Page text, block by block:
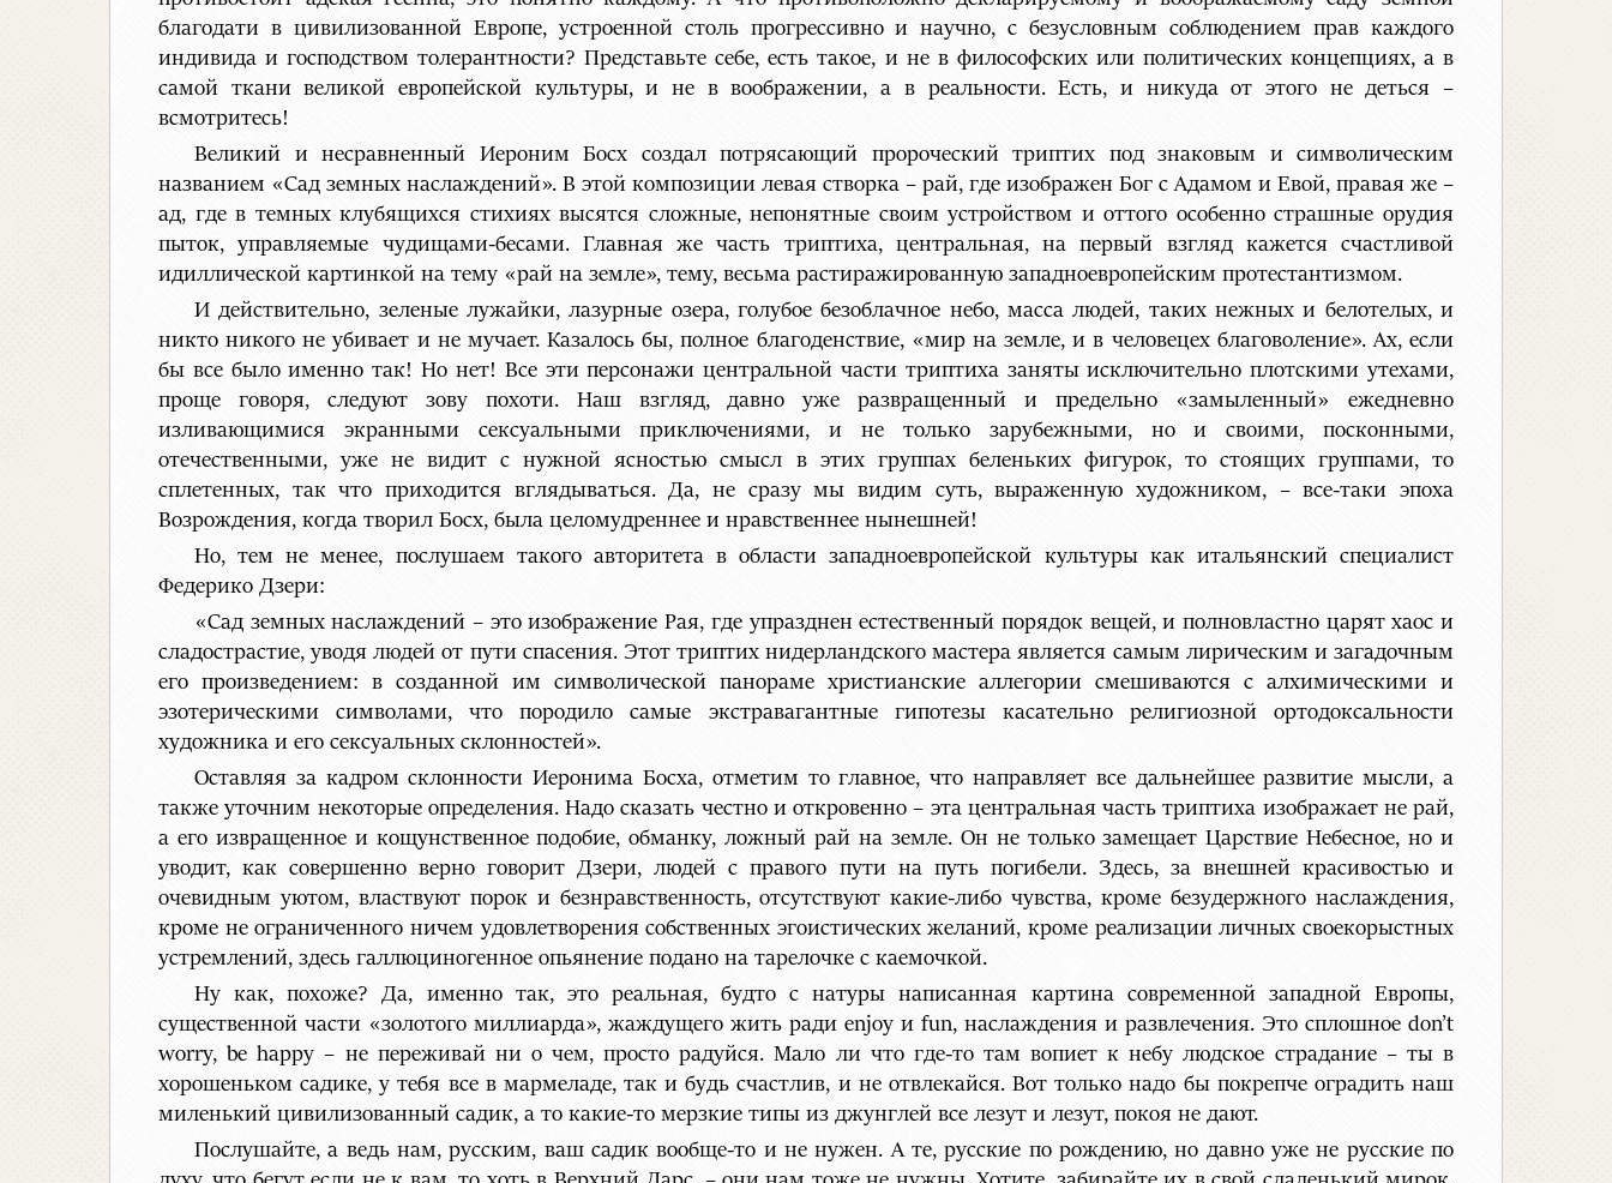
благодати в цивилизованной Европе, устроенной столь прогрессивно и научно, с безусловным соблюдением прав каждого
индивида и господством толерантности? Представьте себе, есть такое, и не в философских или политических концепциях, а в
самой ткани великой европейской культуры, и не в воображении, а в реальности. Есть, и никуда от этого не деться –
всмотритесь!
Великий и несравненный Иероним Босх создал потрясающий пророческий триптих под знаковым и символическим
названием «Сад земных наслаждений». В этой композиции левая створка – рай, где изображен Бог с Адамом и Евой, правая же –
ад, где в темных клубящихся стихиях высятся сложные, непонятные своим устройством и оттого особенно страшные орудия
пыток, управляемые чудищами-бесами. Главная же часть триптиха, центральная, на первый взгляд кажется счастливой
идиллической картинкой на тему «рай на земле», тему, весьма растиражированную западноевропейским протестантизмом.
И действительно, зеленые лужайки, лазурные озера, голубое безоблачное небо, масса людей, таких нежных и белотелых, и
никто никого не убивает и не мучает. Казалось бы, полное благоденствие, «мир на земле, и в человецех благоволение». Ах, если
бы все было именно так! Но нет! Все эти персонажи центральной части триптиха заняты исключительно плотскими утехами,
проще говоря, следуют зову похоти. Наш взгляд, давно уже развращенный и предельно «замыленный» ежедневно
изливающимися экранными сексуальными приключениями, и не только зарубежными, но и своими, посконными,
отечественными, уже не видит с нужной ясностью смысл в этих группах беленьких фигурок, то стоящих группами, то
сплетенных, так что приходится вглядываться. Да, не сразу мы видим суть, выраженную художником, – все-таки эпоха
Возрождения, когда творил Босх, была целомудреннее и нравственнее нынешней!
Но, тем не менее, послушаем такого авторитета в области западноевропейской культуры как итальянский специалист
Федерико Дзери:
«Сад земных наслаждений – это изображение Рая, где упразднен естественный порядок вещей, и полновластно царят хаос и
сладострастие, уводя людей от пути спасения. Этот триптих нидерландского мастера является самым лирическим и загадочным
его произведением: в созданной им символической панораме христианские аллегории смешиваются с алхимическими и
эзотерическими символами, что породило самые экстравагантные гипотезы касательно религиозной ортодоксальности
художника и его сексуальных склонностей».
Оставляя за кадром склонности Иеронима Босха, отметим то главное, что направляет все дальнейшее развитие мысли, а
также уточним некоторые определения. Надо сказать честно и откровенно – эта центральная часть триптиха изображает не рай,
а его извращенное и кощунственное подобие, обманку, ложный рай на земле. Он не только замещает Царствие Небесное, но и
уводит, как совершенно верно говорит Дзери, людей с правого пути на путь погибели. Здесь, за внешней красивостью и
очевидным уютом, властвуют порок и безнравственность, отсутствуют какие-либо чувства, кроме безудержного наслаждения,
кроме не ограниченного ничем удовлетворения собственных эгоистических желаний, кроме реализации личных своекорыстных
устремлений, здесь галлюциногенное опьянение подано на тарелочке с каемочкой.
Ну как, похоже? Да, именно так, это реальная, будто с натуры написанная картина современной западной Европы,
существенной части «золотого миллиарда», жаждущего жить ради enjoy и fun, наслаждения и развлечения. Это сплошное don’t
worry, be happy – не переживай ни о чем, просто радуйся. Мало ли что где-то там вопиет к небу людское страдание – ты в
хорошеньком садике, у тебя все в мармеладе, так и будь счастлив, и не отвлекайся. Вот только надо бы покрепче оградить наш
миленький цивилизованный садик, а то какие-то мерзкие типы из джунглей все лезут и лезут, покоя не дают.
Послушайте, а ведь нам, русским, ваш садик вообще-то и не нужен. А те, русские по рождению, но давно уже не русские по